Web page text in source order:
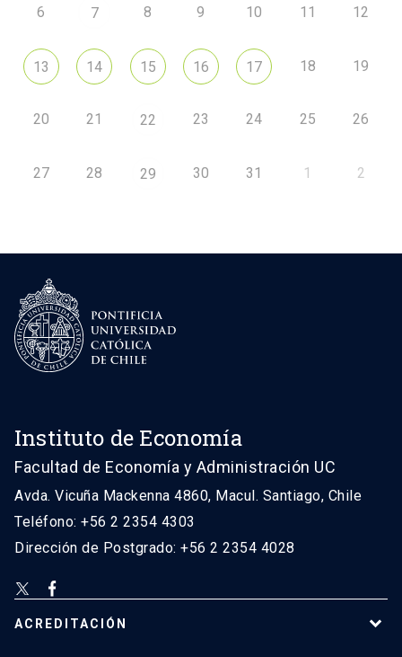
6 7 8 9 10 11 12
13 14 15 16 17 18 19
20 21 22 23 24 25 26
27 28 29 30 31 1 2
Instituto de Economía
Facultad de Economía y Administración UC
Avda. Vicuña Mackenna 4860, Macul. Santiago, Chile
Teléfono: +56 2 2354 4303
Dirección de Postgrado: +56 2 2354 4028
ACREDITACIÓN